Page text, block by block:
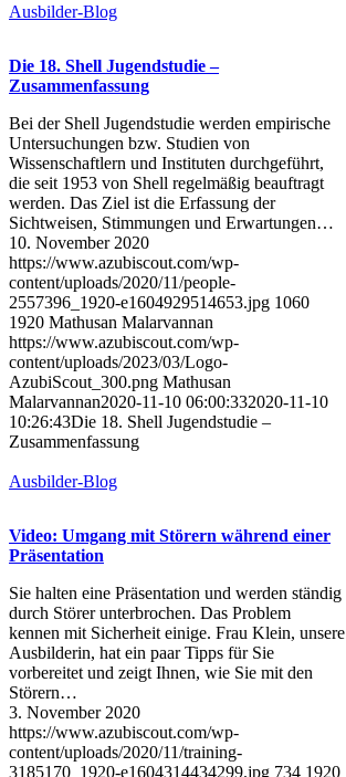
Ausbilder-Blog
Die 18. Shell Jugendstudie –
Zusammenfassung
Bei der Shell Jugendstudie werden empirische
Untersuchungen bzw. Studien von
Wissenschaftlern und Instituten durchgeführt,
die seit 1953 von Shell regelmäßig beauftragt
werden. Das Ziel ist die Erfassung der
Sichtweisen, Stimmungen und Erwartungen…
10. November 2020
https://www.azubiscout.com/wp-
content/uploads/2020/11/people-
2557396_1920-e1604929514653.jpg 1060
1920 Mathusan Malarvannan
https://www.azubiscout.com/wp-
content/uploads/2023/03/Logo-
AzubiScout_300.png Mathusan
Malarvannan2020-11-10 06:00:332020-11-10
10:26:43Die 18. Shell Jugendstudie –
Zusammenfassung
Ausbilder-Blog
Video: Umgang mit Störern während einer
Präsentation
Sie halten eine Präsentation und werden ständig
durch Störer unterbrochen. Das Problem
kennen mit Sicherheit einige. Frau Klein, unsere
Ausbilderin, hat ein paar Tipps für Sie
vorbereitet und zeigt Ihnen, wie Sie mit den
Störern…
3. November 2020
https://www.azubiscout.com/wp-
content/uploads/2020/11/training-
3185170_1920-e1604314434299.jpg 734 1920